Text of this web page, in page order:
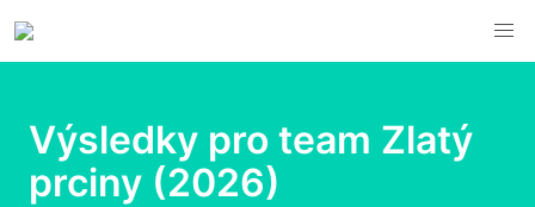
Výsledky pro team Zlatý
prciny (2026)